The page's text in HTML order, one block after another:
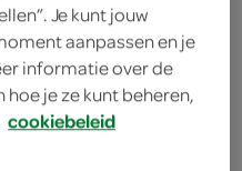
soepen,
in elke keuken
Je kunt jouw
aanpassen en je
informatie over de
je ze kunt beheren,
cookiebeleid